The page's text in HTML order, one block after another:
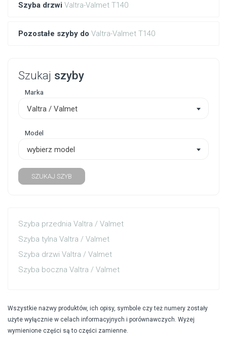
Szyba drzwi Valtra-Valmet T140
Pozostałe szyby do Valtra-Valmet T140
Szukaj szyby
Marka
Valtra / Valmet
Model
wybierz model
SZUKAJ SZYB
Szyba przednia Valtra / Valmet
Szyba tylna Valtra / Valmet
Szyba drzwi Valtra / Valmet
Szyba boczna Valtra / Valmet
Wszystkie nazwy produktów, ich opisy, symbole czy też numery zostały
użyte wyłącznie w celach informacyjnych i porównawczych. Wyżej
wymienione części są to części zamienne.